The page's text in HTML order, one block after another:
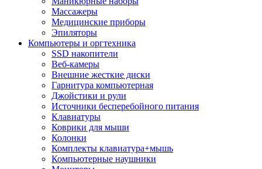
Массажеры
Медицинские приборы
Эпиляторы
Компьютеры и оргтехника
SSD накопители
Веб-камеры
Внешние жесткие диски
Гарнитура компьютерная
Джойстики и рули
Источники бесперебойного питания
Клавиатуры
Коврики для мыши
Колонки
Комплекты клавиатура+мышь
Компьютерные наушники